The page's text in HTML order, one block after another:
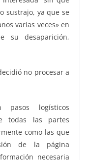
sustrajo, ya que se
varias veces» en
su desaparición,
no procesar a
pasos logísticos
todas las partes
como las que
de la página
necesaria